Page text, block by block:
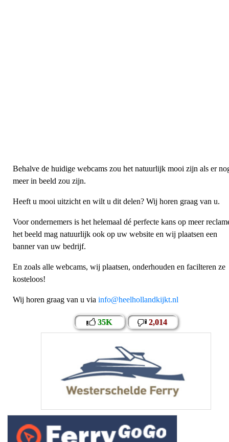
Behalve de huidige webcams zou het natuurlijk mooi zijn als er
meer in beeld zou zijn.
Heeft u mooi uitzicht en wilt u dit delen? Wij horen graag van u.
Voor ondernemers is het helemaal dé perfecte kans op meer
het beeld mag natuurlijk ook op uw website en wij plaatsen een
banner van uw bedrijf.
En zoals alle webcams, wij plaatsen, onderhouden en facilteren ze
kosteloos!
Wij horen graag van u via info@heelhollandkijkt.nl
35K 2,014